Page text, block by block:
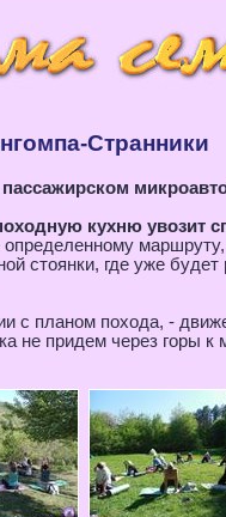
Странники
кухню увозит
стоянки, где уже
с планом похода, -
не придем через горы